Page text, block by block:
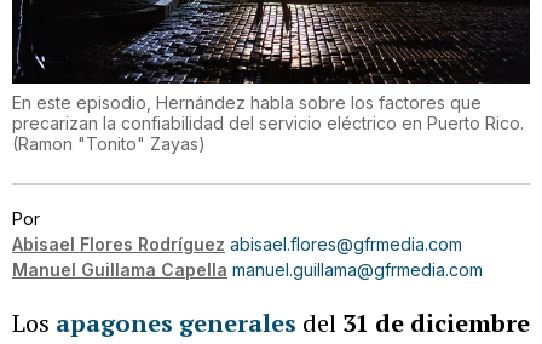
En este episodio, Hernández habla sobre los factores que
precarizan la confiabilidad del servicio eléctrico en Puerto Rico.
(Ramon "Tonito" Zayas)
Por
Abisael Flores Rodríguez abisael.flores@gfrmedia.com
Manuel Guillama Capella manuel.guillama@gfrmedia.com
Los apagones generales del 31 de diciembre